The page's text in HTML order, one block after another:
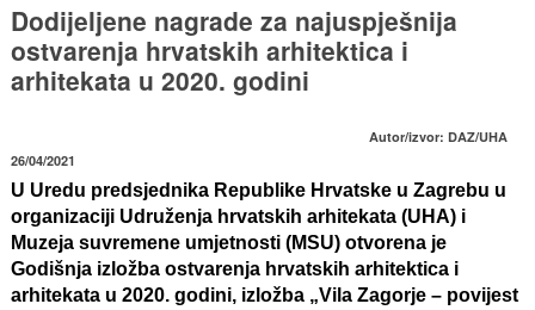
Dodijeljene nagrade za najuspješnija
ostvarenja hrvatskih arhitektica i
arhitekata u 2020. godini
Autor/izvor: DAZ/UHA
26/04/2021
U Uredu predsjednika Republike Hrvatske u Zagrebu u
organizaciji Udruženja hrvatskih arhitekata (UHA) i
Muzeja suvremene umjetnosti (MSU) otvorena je
Godišnja izložba ostvarenja hrvatskih arhitektica i
arhitekata u 2020. godini, izložba „Vila Zagorje – povijest